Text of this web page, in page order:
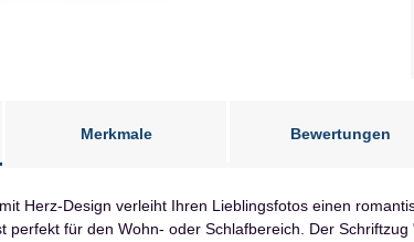
Merkmale Bewertungen
Herz-Design verleiht Ihren Lieblingsfotos einen
perfekt für den Wohn- oder Schlafbereich. Der